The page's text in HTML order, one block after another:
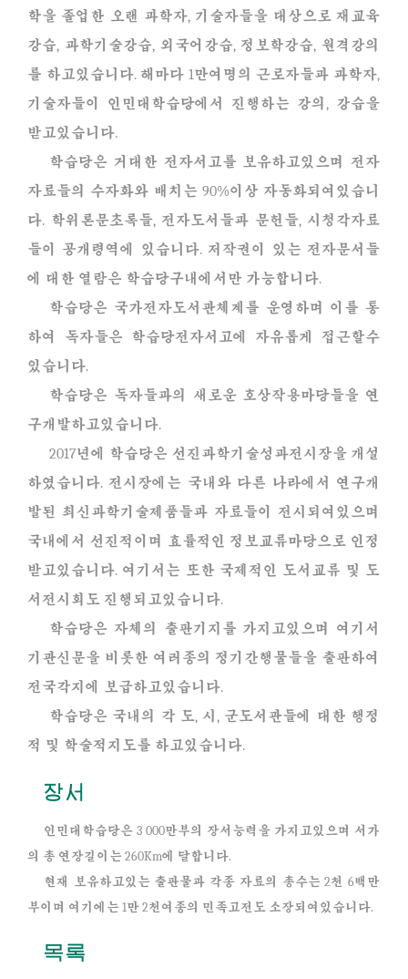
학을 졸업한 오랜 과학자, 기술자들을 대상으로 재교육
강습, 과학기술강습, 외국어강습, 정보학강습, 원격강의
를 하고있습니다. 해마다 1만여명의 근로자들과 과학자,
기술자들이 인민대학습당에서 진행하는 강의, 강습을
받고있습니다.
학습당은 거대한 전자서고를 보유하고있으며 전자
자료들의 수자화와 배치는 90%이상 자동화되여있습니
다. 학위론문초록들, 전자도서들과 문헌들, 시청각자료
들이 공개령역에 있습니다. 저작권이 있는 전자문서들
에 대한 열람은 학습당구내에서만 가능합니다.
학습당은 국가전자도서관체계를 운영하며 이를 통
하여 독자들은 학습당전자서고에 자유롭게 접근할수
있습니다.
학습당은 독자들과의 새로운 호상작용마당들을 연
구개발하고있습니다.
2017년에 학습당은 선진과학기술성과전시장을 개설
하였습니다. 전시장에는 국내와 다른 나라에서 연구개
발된 최신과학기술제품들과 자료들이 전시되여있으며
국내에서 선진적이며 효률적인 정보교류마당으로 인정
받고있습니다. 여기서는 또한 국제적인 도서교류 및 도
서전시회도 진행되고있습니다.
학습당은 자체의 출판기지를 가지고있으며 여기서
기관신문을 비롯한 여러종의 정기간행물들을 출판하여
전국각지에 보급하고있습니다.
학습당은 국내의 각 도, 시, 군도서관들에 대한 행정
적 및 학술적지도를 하고있습니다.
장서
인민대학습당은 3 000만부의 장서능력을 가지고있으며 서가
의 총 연장길이는 260Km에 달합니다.
현재 보유하고있는 출판물과 각종 자료의 총수는 2천 6백만
부이며 여기에는 1만 2천여종의 민족고전도 소장되여있습니다.
목록